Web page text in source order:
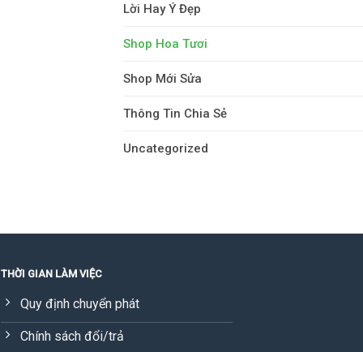
Lời Hay Ý Đẹp
Shop Hoa Tươi
Shop Mới Sửa
Thông Tin Chia Sẻ
Uncategorized
THỜI GIAN LÀM VIỆC
Quy định chuyển phát
Chính sách đổi/trả